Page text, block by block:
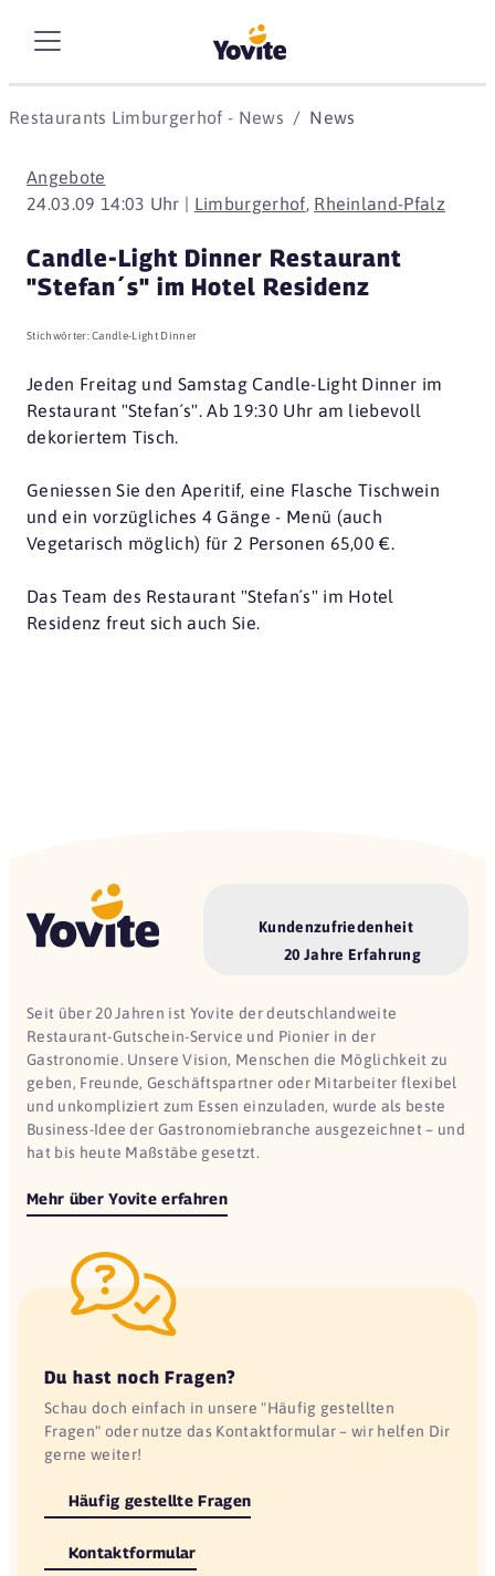
Restaurants Limburgerhof - News News
Angebote
24.03.09 14:03 Uhr | Limburgerhof, Rheinland-Pfalz
Candle-Light Dinner Restaurant
"Stefan´s" im Hotel Residenz
Stichwörter:Candle-Light Dinner
Jeden Freitag und Samstag Candle-Light Dinner im
Restaurant "Stefan´s". Ab 19:30 Uhr am liebevoll
dekoriertem Tisch.
Geniessen Sie den Aperitif, eine Flasche Tischwein
und ein vorzügliches 4 Gänge - Menü (auch
Vegetarisch möglich) für 2 Personen 65,00 €.
Das Team des Restaurant "Stefan´s" im Hotel
Residenz freut sich auch Sie.
Kundenzufriedenheit
20 Jahre Erfahrung
Seit über 20 Jahren ist Yovite der deutschlandweite
Restaurant-Gutschein-Service und Pionier in der
Gastronomie. Unsere Vision, Menschen die Möglichkeit zu
geben, Freunde, Geschäftspartner oder Mitarbeiter flexibel
und unkompliziert zum Essen einzuladen, wurde als beste
Business-Idee der Gastronomiebranche ausgezeichnet – und
hat bis heute Maßstäbe gesetzt.
Mehr über Yovite erfahren
Du hast noch Fragen?
Schau doch einfach in unsere "Häufig gestellten
Fragen" oder nutze das Kontaktformular – wir helfen Dir
gerne weiter!
Häufig gestellte Fragen
Kontaktformular